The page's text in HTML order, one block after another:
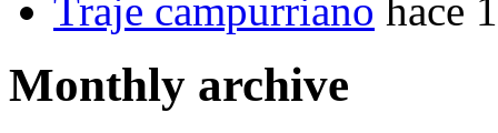
Traje campurriano hace
Monthly archive